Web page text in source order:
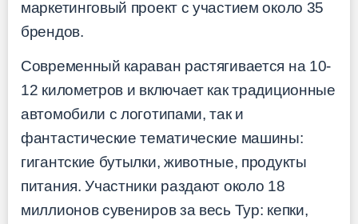
маркетинговый проект с участием около 35
брендов.
Современный караван растягивается на 10-
12 километров и включает как традиционные
автомобили с логотипами, так и
фантастические тематические машины:
гигантские бутылки, животные, продукты
питания. Участники раздают около 18
миллионов сувениров за весь Тур: кепки,